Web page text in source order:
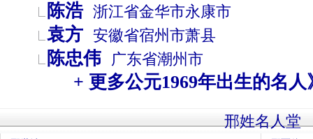
陈浩 浙江省金华市永康市
袁方 安徽省宿州市萧县
陈忠伟 广东省潮州市
+ 更多公元1969年出生的名人
邢姓名人堂